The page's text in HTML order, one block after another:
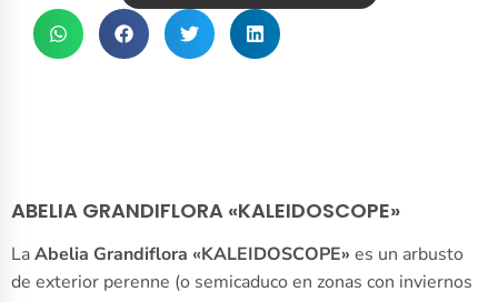
ABELIA GRANDIFLORA «KALEIDOSCOPE»
LaAbelia Grandiflora «KALEIDOSCOPE» es un arbusto
de exterior perenne (o semicaduco en zonas con inviernos